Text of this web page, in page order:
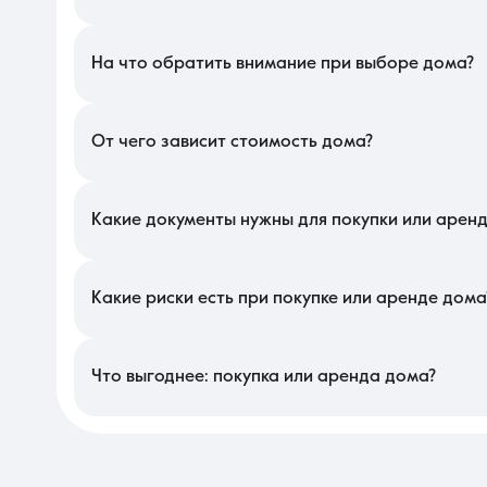
На что обратить внимание при выборе дома?
От чего зависит стоимость дома?
Какие документы нужны для покупки или
Какие риски есть при покупке или аренде
Что выгоднее: покупка или аренда дома?